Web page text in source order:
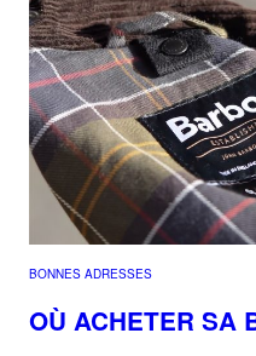
BONNES ADRESSES
OÙ ACHETER SA